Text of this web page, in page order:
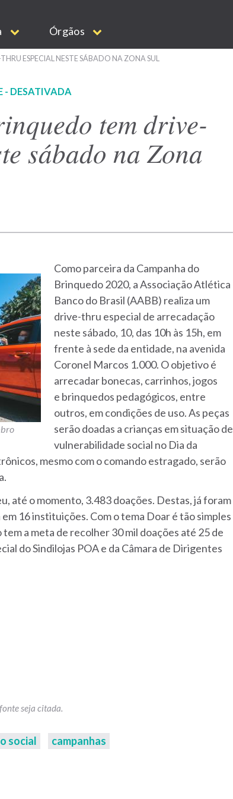
Órgãos
ESPECIAL NESTE SÁBADO NA ZONA SUL
- DESATIVADA
tem drive-
sábado na Zona
Como parceira da Campanha do
Brinquedo 2020, a Associação Atlética
Banco do Brasil (AABB) realiza um
drive-thru especial de arrecadação
neste sábado, 10, das 10h às 15h, em
frente à sede da entidade, na avenida
Coronel Marcos 1.000. O objetivo é
arrecadar bonecas, carrinhos, jogos
e brinquedos pedagógicos, entre
outros, em condições de uso. As peças
serão doadas a crianças em situação de
vulnerabilidade social no Dia da
mesmo com o comando estragado, serão
até o momento, 3.483 doações. Destas, já foram
16 instituições. Com o tema Doar é tão simples
tem a meta de recolher 30 mil doações até 25 de
do Sindilojas POA e da Câmara de Dirigentes
social
campanhas